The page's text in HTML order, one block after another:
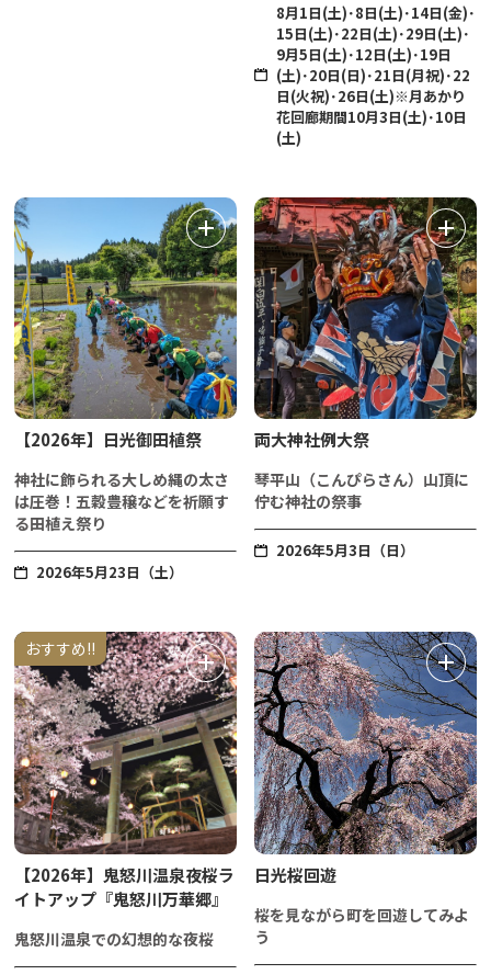
8月1日(土)･8日(土)･14日(金)･
15日(土)･22日(土)･29日(土)･
9月5日(土)･12日(土)･19日
(土)･20日(日)･21日(月祝)･22
日(火祝)･26日(土)※月あかり
花回廊期間10月3日(土)･10日
(土)
【2026年】日光御田植祭
神社に飾られる大しめ縄の太さ
は圧巻！五穀豊穣などを祈願す
る田植え祭り
2026年5月23日（土）
両大神社例大祭
琴平山（こんぴらさん）山頂に
佇む神社の祭事
2026年5月3日（日）
おすすめ!!
【2026年】鬼怒川温泉夜桜ラ
イトアップ『鬼怒川万華郷』
鬼怒川温泉での幻想的な夜桜
日光桜回遊
桜を見ながら町を回遊してみよ
う